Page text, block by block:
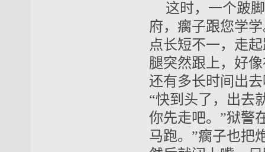
这时，一个跛
府，瘸子跟您学
点长短不一，走
腿突然跟上，好
还有多长时间出
“快到头了，出去
你先走吧。”狱警
马跑。”瘸子也把